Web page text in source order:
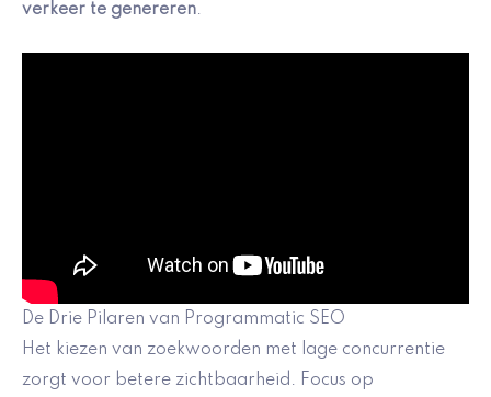
verkeer te genereren.
De Drie Pilaren van Programmatic SEO
Het kiezen van zoekwoorden met lage concurrentie
zorgt voor betere zichtbaarheid. Focus op